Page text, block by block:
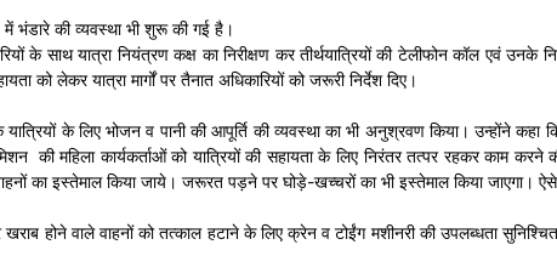
में भंडारे की व्यवस्था भी शुरू की गई है।
के साथ यात्रा नियंत्रण कक्ष का निरीक्षण कर तीर्थयात्रियों की टेलीफोन कॉल एवं उनके
को लेकर यात्रा मार्गों पर तैनात अधिकारियों को जरूरी निर्देश दिए।
यात्रियों के लिए भोजन व पानी की आपूर्ति की व्यवस्था का भी अनुश्रवण किया। उन्होंने
की महिला कार्यकर्ताओं को यात्रियों की सहायता के लिए निरंतर तत्पर रहकर काम
का इस्तेमाल किया जाये। जरूरत पड़ने पर घोड़े-खच्चरों का भी इस्तेमाल किया जाएगा।
होने वाले वाहनों को तत्काल हटाने के लिए क्रेन व टोईंग मशीनरी की उपलब्धता